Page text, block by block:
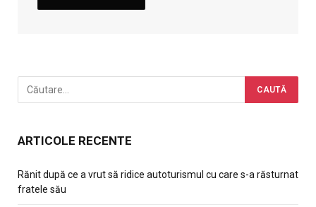
ARTICOLE RECENTE
Rănit după ce a vrut să ridice autoturismul cu care s-a răsturnat
fratele său